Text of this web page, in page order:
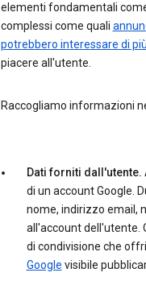
elementi fondamentali
complessi come quali
potrebbero interessare di
piacere all'utente.
Raccogliamo informazioni
Dati forniti dall'utente.
di un account Google.
nome, indirizzo email,
all'account dell'utente.
di condivisione che
Google visibile